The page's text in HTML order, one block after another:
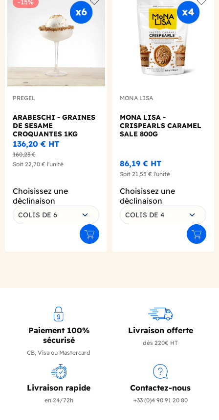
Add to wishlist
PREGEL
ARABESCHI - GRAINES
DE SESAME
CROQUANTES 1KG
136,20 € HT
160,23 €
Soit 22,70 € l'unité
Choisissez une
déclinaison
COLIS DE 6
Ajouter au panier
Add
MONA LISA
MONA LISA -
CRISPEARLS CARAMEL
SALE 800G
86,19 € HT
Soit 21,55 € l'unité
Choisissez une
déclinaison
COLIS DE 4
Paiement 100%
sécurisé
CB, Visa ou Mastercard
Livraison offerte
dès 220€ HT
Livraison rapide
en 24/72h
Contactez-nous
+33 (0)4 90 91 20 80